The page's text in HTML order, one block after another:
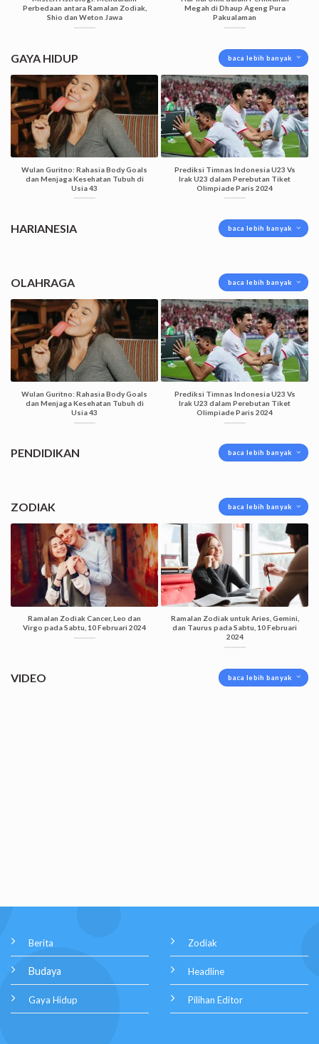
Perbedaan antara Ramalan Zodiak,
Shio dan Weton Jawa
Megah di Dhaup Ageng Pura
Pakualaman
GAYA HIDUP baca lebih banyak
Wulan Guritno: Rahasia Body Goals
dan Menjaga Kesehatan Tubuh di
Usia 43
Prediksi Timnas Indonesia U23 Vs
Irak U23 dalam Perebutan Tiket
Olimpiade Paris 2024
HARIANESIA baca lebih banyak
OLAHRAGA baca lebih banyak
Wulan Guritno: Rahasia Body Goals
dan Menjaga Kesehatan Tubuh di
Usia 43
Prediksi Timnas Indonesia U23 Vs
Irak U23 dalam Perebutan Tiket
Olimpiade Paris 2024
PENDIDIKAN baca lebih banyak
ZODIAK baca lebih banyak
Ramalan Zodiak Cancer, Leo dan
Virgo pada Sabtu, 10 Februari 2024
Ramalan Zodiak untuk Aries, Gemini,
dan Taurus pada Sabtu, 10 Februari
2024
VIDEO baca lebih banyak
Berita
Budaya
Gaya Hidup
Zodiak
Headline
Pilihan Editor